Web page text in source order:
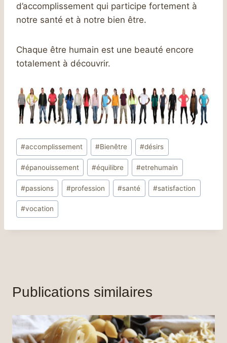
d’accomplissement qui participe fortement à
notre santé et à notre bien être.
Chaque être humain est une beauté encore
totalement à découvrir.
Étiquettes
de
la
publication :
#accomplissement #Bienêtre #désirs
#épanouissement #équilibre #etrehumain
#passions #profession #santé #satisfaction
#vocation
Publications similaires